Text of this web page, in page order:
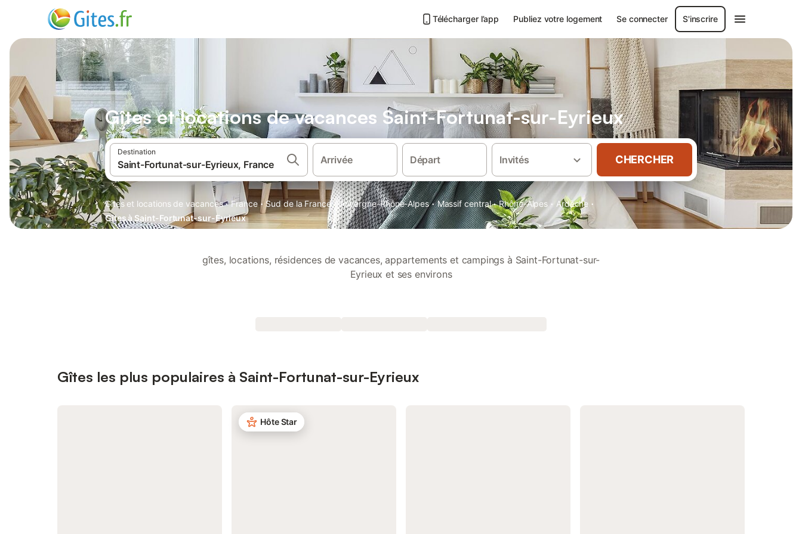
Télécharger l’app Publiez votre logement Se connecter S'inscrire
Gîtes et locations de vacances Saint-Fortunat-sur-Eyrieux
Destination
Arrivée Départ Invités CHERCHER
Gîtes et locations de vacances · France · Sud de la France · Auvergne-Rhône-Alpes · Massif central · Rhône-Alpes · Ardèche ·
Gîtes à Saint-Fortunat-sur-Eyrieux
gîtes, locations, résidences de vacances, appartements et campings à Saint-Fortunat-sur-
Eyrieux et ses environs
Gîtes les plus populaires à Saint-Fortunat-sur-Eyrieux
Hôte Star